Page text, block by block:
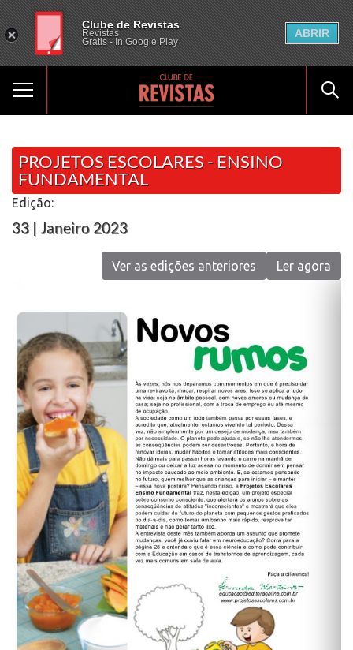
PROJETOS ESCOLARES - ENSINO
FUNDAMENTAL
Edição:
33 | Janeiro 2023
Ler agora
Ver as edições anteriores
Clube de Revistas
Revistas
Gratis - In Google Play
ABRIR